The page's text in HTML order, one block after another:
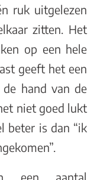
ruk uitgelezen
zitten. Het
op een hele
geeft het een
de hand van de
niet goed lukt
beter is dan “ik
een aantal